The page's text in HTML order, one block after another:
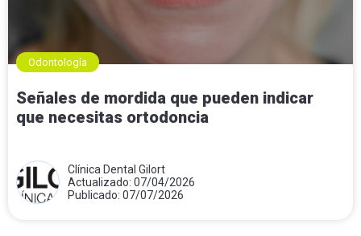
Odontología
Señales de mordida que pueden indicar
que necesitas ortodoncia
Clínica Dental Gilort
Actualizado: 07/04/2026
Publicado: 07/07/2026